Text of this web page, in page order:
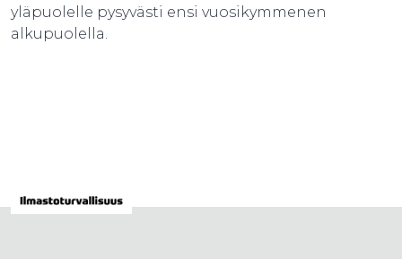
yläpuolelle pysyvästi ensi vuosikymmenen
alkupuolella.